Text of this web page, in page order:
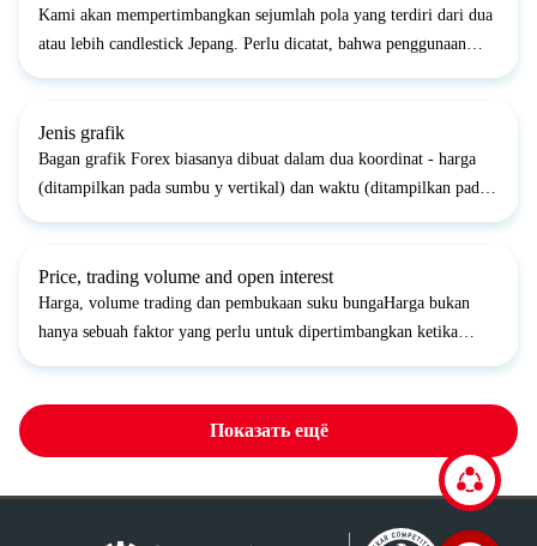
Kami akan mempertimbangkan sejumlah pola yang terdiri dari dua
atau lebih candlestick Jepang. Perlu dicatat, bahwa penggunaan
Jenis grafik
Bagan grafik Forex biasanya dibuat dalam dua koordinat - harga
(ditampilkan pada sumbu y vertikal) dan waktu (ditampilkan pada
Price, trading volume and open interest
Harga, volume trading dan pembukaan suku bungaHarga bukan
hanya sebuah faktor yang perlu untuk dipertimbangkan ketika
Показать ещё